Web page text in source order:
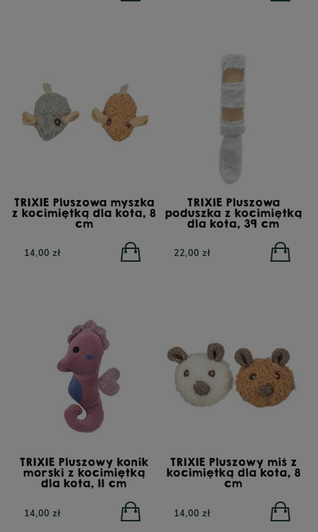
TRIXIE Pluszowa myszka
z kocimiętką dla kota, 8
cm
14,00 zł
TRIXIE Pluszowa
poduszka z kocimiętką
dla kota, 39 cm
22,00 zł
TRIXIE Pluszowy konik
morski z kocimiętką
dla kota, 11 cm
14,00 zł
TRIXIE Pluszowy miś z
kocimiętką dla kota, 8
cm
14,00 zł